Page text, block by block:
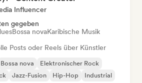
Influencer
gegeben
Bossa novaKaribische Musik
Posts oder Reels über Künstler
Bossa nova
Elektronischer Rock
Jazz-Fusion Hip-Hop
Industrial